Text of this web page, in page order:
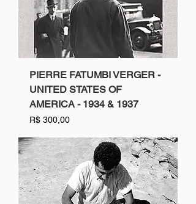
PIERRE FATUMBI VERGER -
UNITED STATES OF
AMERICA - 1934 & 1937
Preço
R$ 300,00